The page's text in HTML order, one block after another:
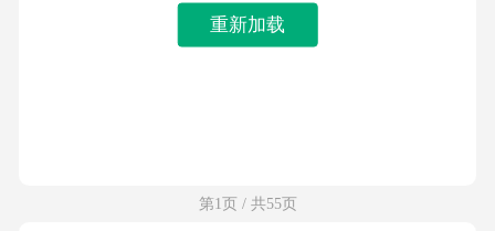
重新加载
第1页 / 共55页